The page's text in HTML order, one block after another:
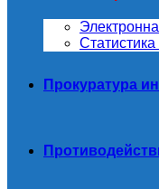
Прокуратура